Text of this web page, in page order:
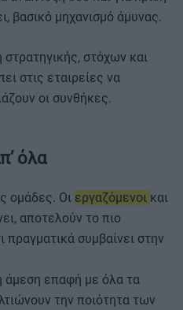
βασικό μηχανισμό άμυνας.
στόχων και
στις εταιρείες να
οι συνθήκες.
όλα
ομάδες. Οι εργαζόμενοι και
αποτελούν το πιο
πραγματικά συμβαίνει στην
άμεση επαφή με όλα τα
την ποιότητα των